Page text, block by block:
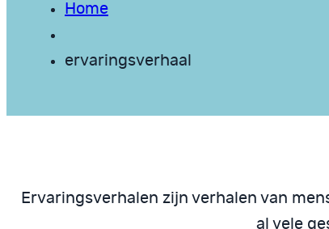
Home
ervaringsverhaal
Ervaringsverhalen zijn verhalen van
al vele